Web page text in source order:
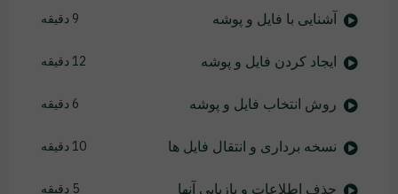
آشنایی با فایل و پوشه 9 دقیقه
ایجاد کردن فایل و پوشه 12 دقیقه
روش انتخاب فایل و پوشه 6 دقیقه
نسخه برداری و انتقال فایل ها 10 دقیقه
حذف اطلاعات و بازیابی آنها 5 دقیقه